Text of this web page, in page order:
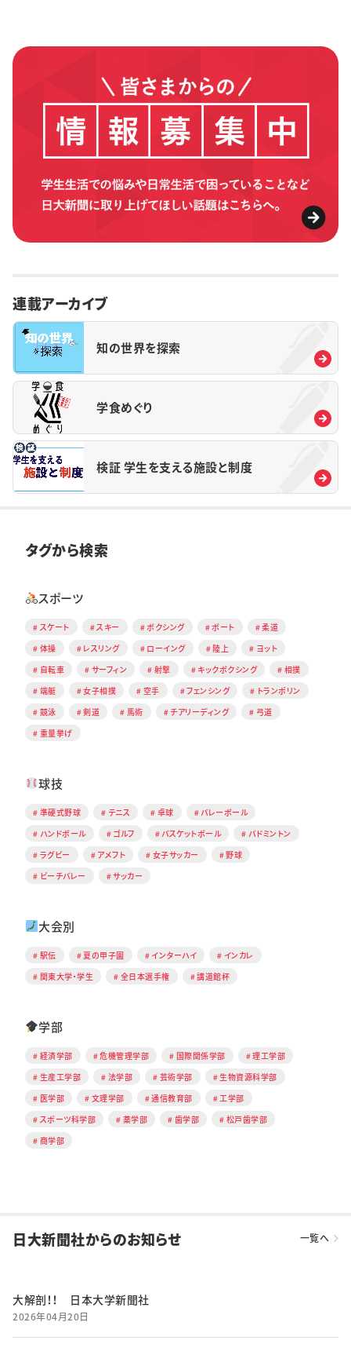
連載アーカイブ
知の世界を探索
学食めぐり
検証 学生を支える施設と制度
タグから検索
スポーツ
スケート スキー ボクシング ボート
柔道
体操
レスリング ローイング 陸上
ヨット
自転車
サーフィン 射撃 キックボクシング
相撲
端艇
女子相撲 空手 フェンシング
トランポリン
競泳
剣道 馬術 チアリーディング
弓道
重量挙げ
球技
準硬式野球 テニス 卓球
バレーボール
ハンドボール
ゴルフ バスケットボール
バドミントン
ラグビー
アメフト 女子サッカー
野球
ビーチバレー
サッカー
大会別
駅伝 夏の甲子園 インターハイ
インカレ
関東大学・学生
全日本選手権 講道館杯
学部
経済学部 危機管理学部 国際関係学部
理工学部
生産工学部
法学部 芸術学部
生物資源科学部
医学部
文理学部 通信教育部
工学部
スポーツ科学部
薬学部 歯学部
松戸歯学部
商学部
日大新聞社からのお知らせ 一覧へ
大解剖！！ 日本大学新聞社
2026年04月20日